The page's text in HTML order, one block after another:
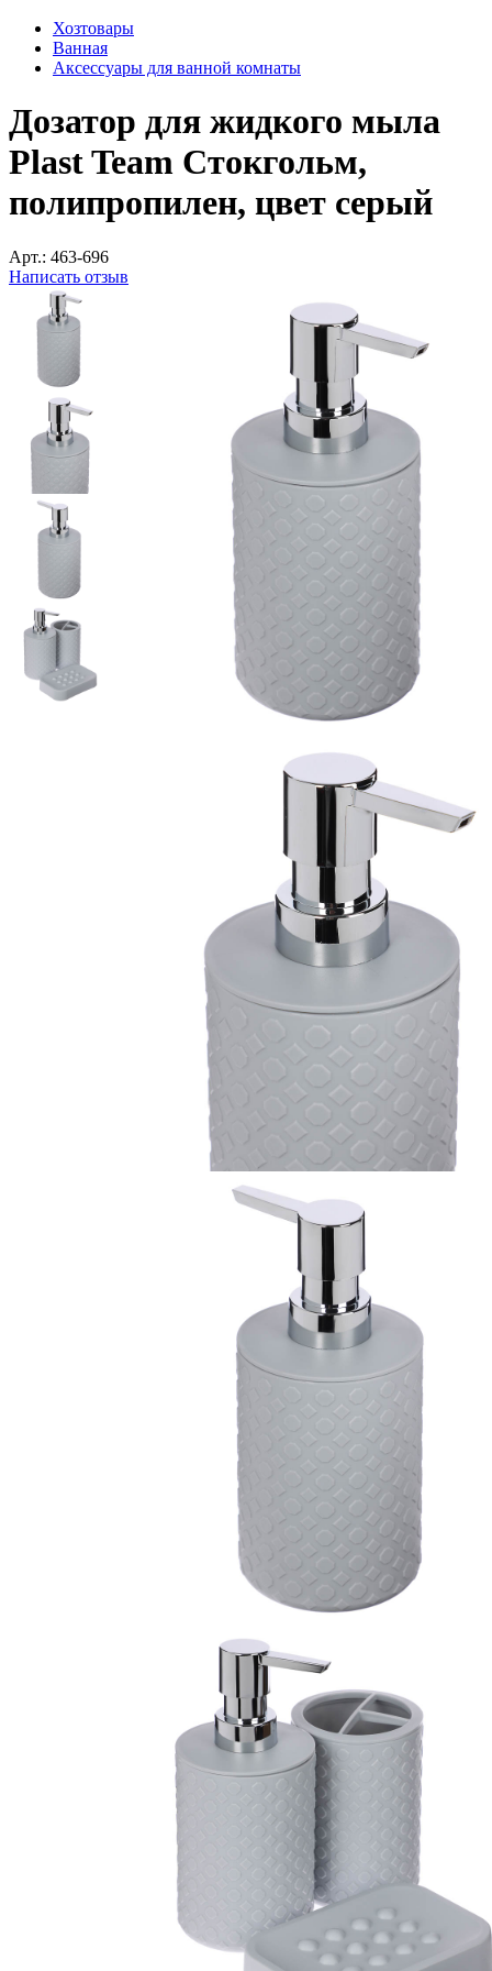
Хозтовары
Ванная
Аксессуары для ванной комнаты
Дозатор для жидкого мыла
Plast Team Стокгольм,
полипропилен, цвет серый
Арт.: 463-696
Написать отзыв